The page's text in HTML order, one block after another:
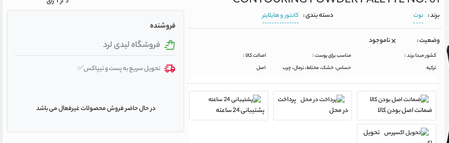
برند : نوت دسته بندی : کانتور و هایلایتر
وضعیت : ناموجود
کشور مبدا برند :
ترکیه
مناسب برای پوست :
حساس، خشک، مختلط، نرمال، چرب
اصالت کالا :
اصل
ضمانت اصل بودن کالا
پرداخت
در محل
پشتیبانی 24 ساعته
تحویل
فروشنده
فروشگاه لیدی لرد
تحویل سریع به پست و تیپاکس✅
در حال حاضر فروش محصولات غیرفعال می باشد